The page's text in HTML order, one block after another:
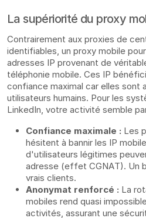
La supériorité du proxy
Contrairement aux proxies de
identifiables, un proxy mobile
adresses IP provenant de
téléphonie mobile. Ces IP
confiance maximal car elles sont
utilisateurs humains. Pour les
LinkedIn, votre activité semble
Confiance maximale : Les
hésitent à bannir les IP
d'utilisateurs légitimes
adresse (effet CGNAT). Un
vrais clients.
Anonymat renforcé : La
mobiles rend quasi
activités, assurant une